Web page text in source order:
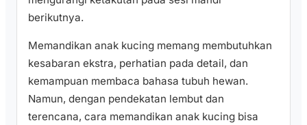
berikutnya.
Memandikan anak kucing memang membutuhkan
kesabaran ekstra, perhatian pada detail, dan
kemampuan membaca bahasa tubuh hewan.
Namun, dengan pendekatan lembut dan
terencana, cara memandikan anak kucing bisa